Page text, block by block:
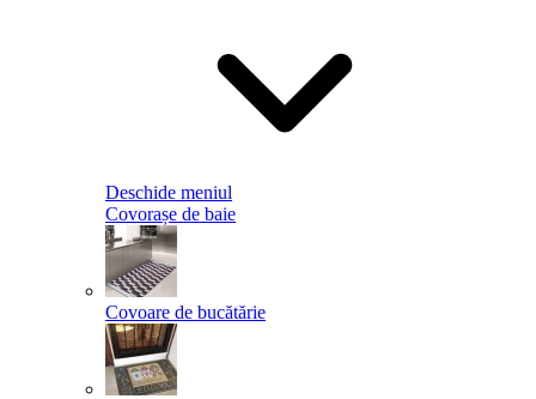
Deschide meniul
Covorașe de baie
Covoare de bucătărie